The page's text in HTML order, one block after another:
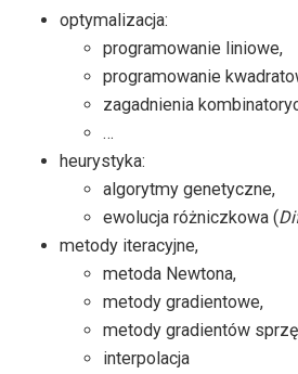
optymalizacja:
programowanie liniowe,
programowanie
zagadnienia
…
heurystyka:
algorytmy genetyczne,
ewolucja różniczkowa (
metody iteracyjne,
metoda Newtona,
metody gradientowe,
metody gradientów
interpolacja